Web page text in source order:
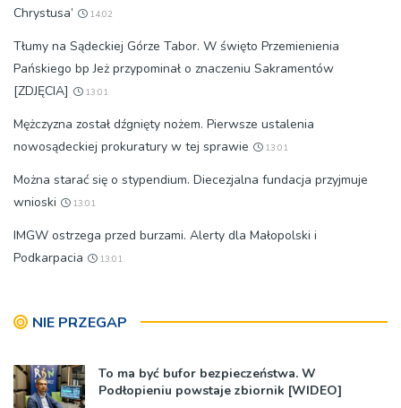
Chrystusa’
14:02
Tłumy na Sądeckiej Górze Tabor. W święto Przemienienia
Pańskiego bp Jeż przypominał o znaczeniu Sakramentów
[ZDJĘCIA]
13:01
Mężczyzna został dźgnięty nożem. Pierwsze ustalenia
nowosądeckiej prokuratury w tej sprawie
13:01
Można starać się o stypendium. Diecezjalna fundacja przyjmuje
wnioski
13:01
IMGW ostrzega przed burzami. Alerty dla Małopolski i
Podkarpacia
13:01
NIE PRZEGAP
To ma być bufor bezpieczeństwa. W
Podłopieniu powstaje zbiornik [WIDEO]